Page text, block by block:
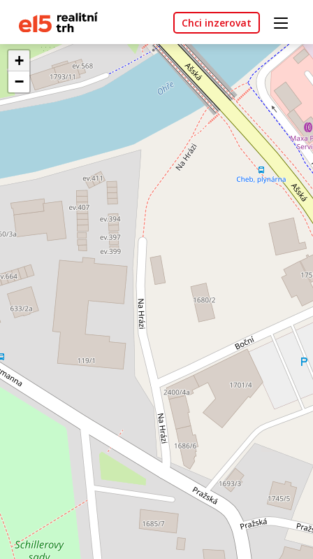
Chci inzerovat
+
−